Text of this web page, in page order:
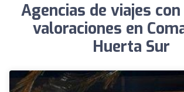
Agencias de viajes
valoraciones en
Huerta Sur